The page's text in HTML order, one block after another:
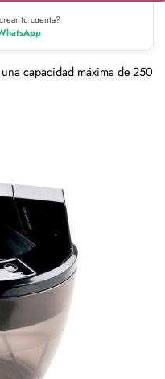
tu cuenta?
capacidad máxima de 250